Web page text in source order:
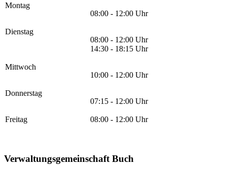
Montag
08:00 - 12:00 Uhr
Dienstag
08:00 - 12:00 Uhr
14:30 - 18:15 Uhr
Mittwoch
10:00 - 12:00 Uhr
Donnerstag
07:15 - 12:00 Uhr
Freitag 08:00 - 12:00 Uhr
Verwaltungsgemeinschaft Buch